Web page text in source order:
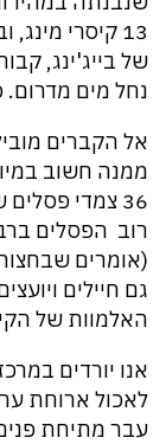
13 קיסרי
של בייג'ינג,
נחל מים מדרום.
אל הקברים
ממנה חשוב
36 צמדי
רוב הפסלים
(אומרים
גם חיילים
האלמוות של
אנו יורדים
לאכול ארוחת
עבר מתיחת